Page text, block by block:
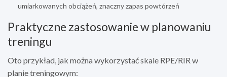
umiarkowanych obciążeń, znaczny zapas powtórzeń
Praktyczne zastosowanie w planowaniu
treningu
Oto przykład, jak można wykorzystać skale RPE/RIR w
planie treningowym: